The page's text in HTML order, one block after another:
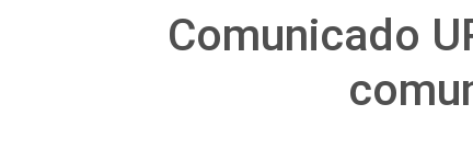
Comunicado